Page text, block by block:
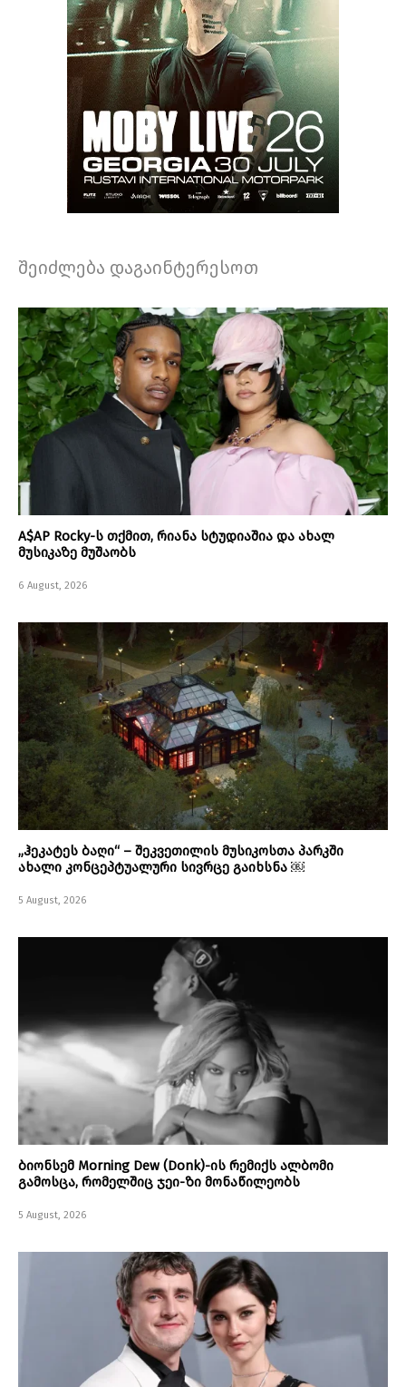
შეიძლება დაგაინტერესოთ
A$AP Rocky-ს თქმით, რიანა სტუდიაშია და ახალ
მუსიკაზე მუშაობს
6 August, 2026
„ჰეკატეს ბაღი“ – შეკვეთილის მუსიკოსთა პარკში
ახალი კონცეპტუალური სივრცე გაიხსნა ￼
5 August, 2026
ბიონსემ Morning Dew (Donk)-ის რემიქს ალბომი
გამოსცა, რომელშიც ჯეი-ზი მონაწილეობს
5 August, 2026